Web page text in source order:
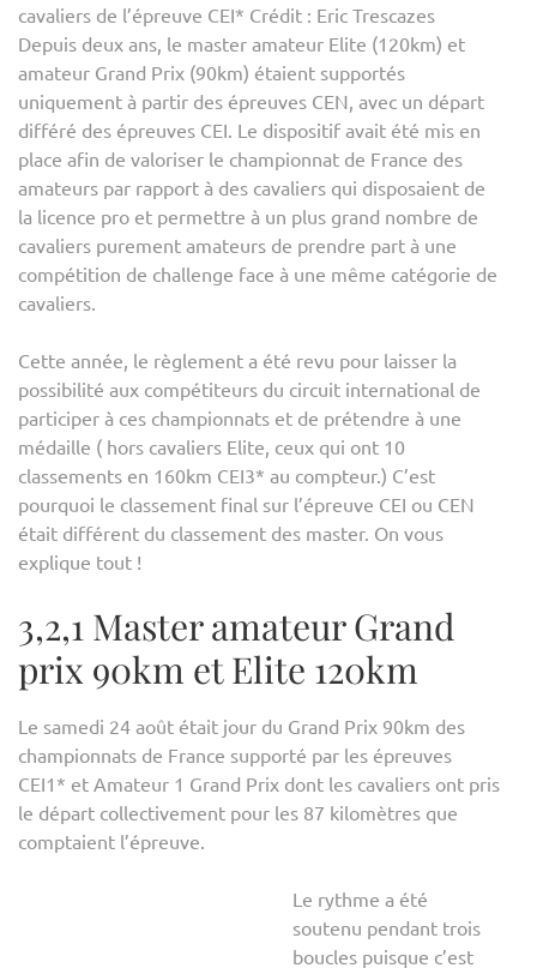
cavaliers de l’épreuve CEI* Crédit : Eric Trescazes
Depuis deux ans, le master amateur Elite (120km) et
amateur Grand Prix (90km) étaient supportés
uniquement à partir des épreuves CEN, avec un départ
différé des épreuves CEI. Le dispositif avait été mis en
place afin de valoriser le championnat de France des
amateurs par rapport à des cavaliers qui disposaient de
la licence pro et permettre à un plus grand nombre de
cavaliers purement amateurs de prendre part à une
compétition de challenge face à une même catégorie de
cavaliers.
Cette année, le règlement a été revu pour laisser la
possibilité aux compétiteurs du circuit international de
participer à ces championnats et de prétendre à une
médaille ( hors cavaliers Elite, ceux qui ont 10
classements en 160km CEI3* au compteur.) C’est
pourquoi le classement final sur l’épreuve CEI ou CEN
était différent du classement des master. On vous
explique tout !
3,2,1 Master amateur Grand
prix 90km et Elite 120km
Le samedi 24 août était jour du Grand Prix 90km des
championnats de France supporté par les épreuves
CEI1* et Amateur 1 Grand Prix dont les cavaliers ont pris
le départ collectivement pour les 87 kilomètres que
comptaient l’épreuve.
Le rythme a été
soutenu pendant trois
boucles puisque c’est